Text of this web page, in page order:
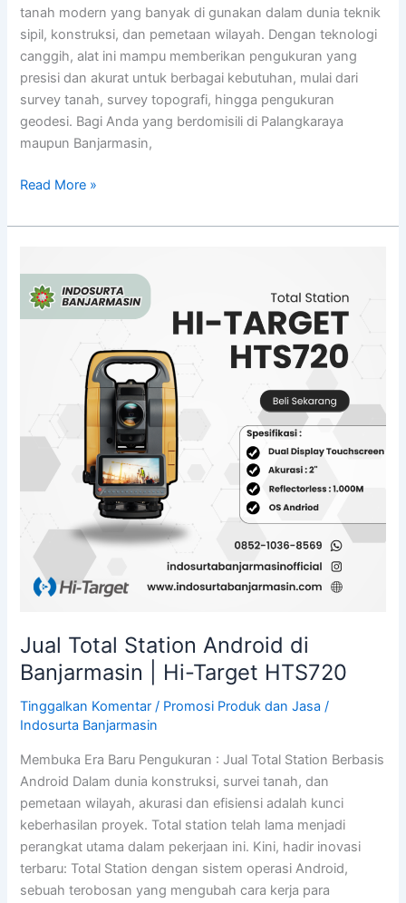
tanah modern yang banyak di gunakan dalam dunia teknik
sipil, konstruksi, dan pemetaan wilayah. Dengan teknologi
canggih, alat ini mampu memberikan pengukuran yang
presisi dan akurat untuk berbagai kebutuhan, mulai dari
survey tanah, survey topografi, hingga pengukuran
geodesi. Bagi Anda yang berdomisili di Palangkaraya
maupun Banjarmasin,
Read More »
Jual Total Station Android di
Banjarmasin | Hi-Target HTS720
Tinggalkan Komentar / Promosi Produk dan Jasa /
Indosurta Banjarmasin
Membuka Era Baru Pengukuran : Jual Total Station Berbasis
Android Dalam dunia konstruksi, survei tanah, dan
pemetaan wilayah, akurasi dan efisiensi adalah kunci
keberhasilan proyek. Total station telah lama menjadi
perangkat utama dalam pekerjaan ini. Kini, hadir inovasi
terbaru: Total Station dengan sistem operasi Android,
sebuah terobosan yang mengubah cara kerja para
Total
Station
Android
Banjarmasin
Target
HTS720